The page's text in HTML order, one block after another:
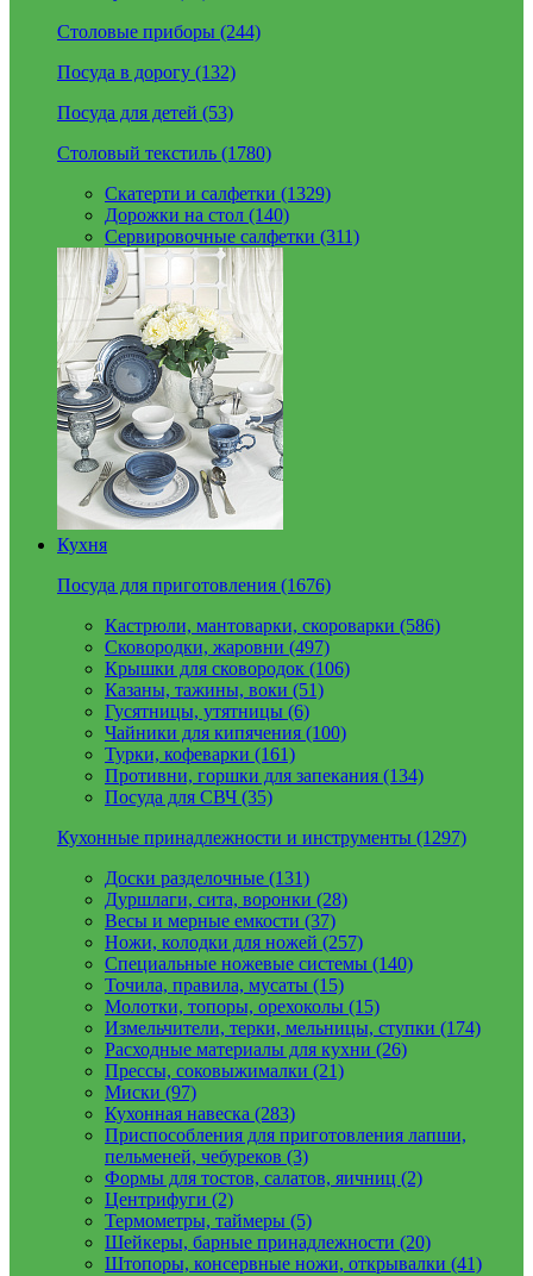
Столовые приборы (244)
Посуда в дорогу (132)
Посуда для детей (53)
Столовый текстиль (1780)
Скатерти и салфетки (1329)
Дорожки на стол (140)
Сервировочные салфетки (311)
Кухня
Посуда для приготовления (1676)
Кастрюли, мантоварки, скороварки (586)
Сковородки, жаровни (497)
Крышки для сковородок (106)
Казаны, тажины, воки (51)
Гусятницы, утятницы (6)
Чайники для кипячения (100)
Турки, кофеварки (161)
Противни, горшки для запекания (134)
Посуда для СВЧ (35)
Кухонные принадлежности и инструменты (1297)
Доски разделочные (131)
Дуршлаги, сита, воронки (28)
Весы и мерные емкости (37)
Ножи, колодки для ножей (257)
Специальные ножевые системы (140)
Точила, правила, мусаты (15)
Молотки, топоры, орехоколы (15)
Измельчители, терки, мельницы, ступки (174)
Расходные материалы для кухни (26)
Прессы, соковыжималки (21)
Миски (97)
Кухонная навеска (283)
Приспособления для приготовления лапши,
пельменей, чебуреков (3)
Формы для тостов, салатов, яичниц (2)
Центрифуги (2)
Термометры, таймеры (5)
Шейкеры, барные принадлежности (20)
Штопоры, консервные ножи, открывалки (41)